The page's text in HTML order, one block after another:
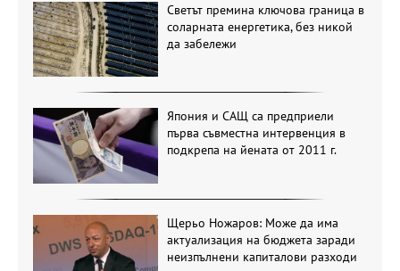
Светът премина ключова граница в
соларната енергетика, без никой
да забележи
Япония и САЩ са предприели
първа съвместна интервенция в
подкрепа на йената от 2011 г.
Щерьо Ножаров: Може да има
актуализация на бюджета заради
неизпълнени капиталови разходи